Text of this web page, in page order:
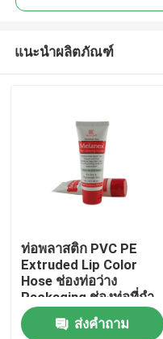
แนะนำผลิตภัณฑ์
ท่อพลาสติก PVC PE
Extruded Lip Color
Hose ช่องท่อว่าง
Packaging ช่องท่อที่กํา
หนดเอง เครื่องสําอางค์
โลชั่น ถังท่อส่งคำถาม